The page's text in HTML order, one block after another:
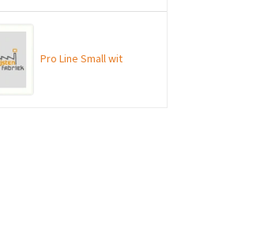
Pro Line Small wit